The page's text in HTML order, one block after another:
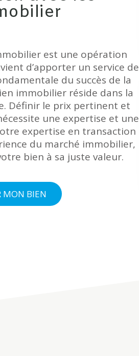
est une opération
d’apporter un service de
du succès de la
immobilier réside dans la
Définir le prix pertinent et
une expertise et une
expertise en transaction
du marché immobilier,
bien à sa juste valeur.
MON BIEN